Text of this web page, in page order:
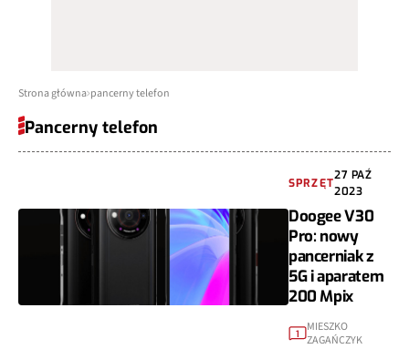
Strona główna pancerny telefon
Pancerny telefon
SPRZĘT
27 PAŹ
2023
Doogee V30
Pro: nowy
pancerniak z
5G i aparatem
200 Mpix
1
MIESZKO
ZAGAŃCZYK